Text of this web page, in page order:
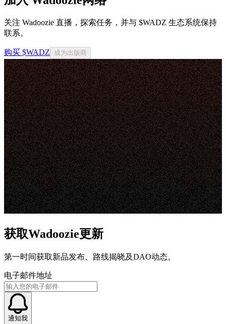
关注 Wadoozie 直播，探索任务，并与 $WADZ 生态系统保持
联系。
购买 $WADZ 成为出版商
获取Wadoozie更新
第一时间获取新品发布、路线揭晓及DAO动态。
电子邮件地址
通知我